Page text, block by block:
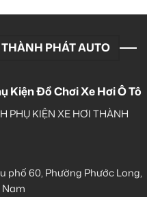
PHÁT AUTO
Kiện Đồ Chơi Xe Hơi Ô Tô
PHỤ KIỆN XE HƠI THÀNH
phố 60, Phường Phước Long,
Nam